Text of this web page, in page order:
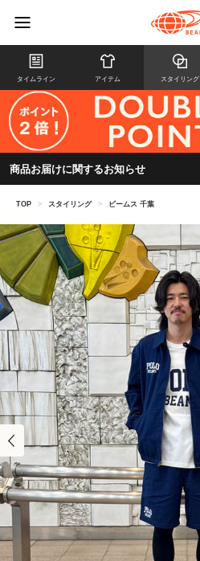
タイムライン アイテム スタイリング
商品お届けに関するお知らせ
TOP > スタイリング > ビームス 千葉